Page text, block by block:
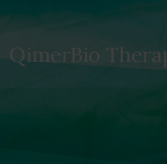
QimerBio